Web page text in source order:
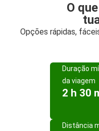
O
Opções rápidas,
Duração
da viagem
2 h 30
Distância